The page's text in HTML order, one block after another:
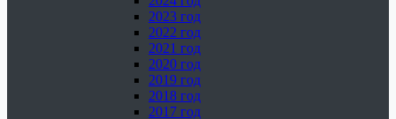
2023 год
2022 год
2021 год
2020 год
2019 год
2018 год
2017 год